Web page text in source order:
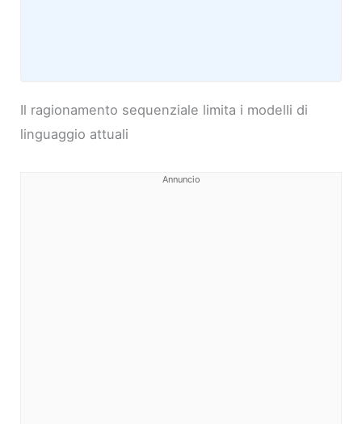
Il ragionamento sequenziale limita i modelli di
linguaggio attuali
Annuncio